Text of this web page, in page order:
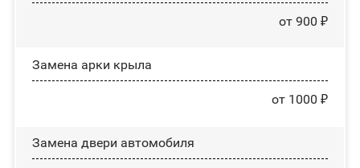
от 900 ₽
Замена арки крыла
от 1000 ₽
Замена двери автомобиля